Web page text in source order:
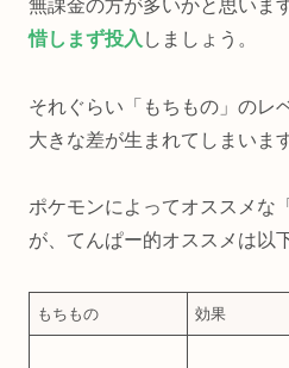
無課金の方が多いかと思いま
惜しまず投入 しましょう。
それぐらい「もちもの」のレ
大きな差が生まれてしまいます
ポケモンによってオススメな
が、てんぱー的オススメは以
もちもの 効果